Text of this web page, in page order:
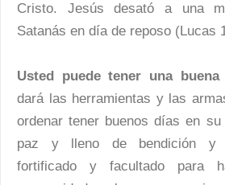
Cristo. Jesús desató a una
Satanás en día de reposo (Lucas
Usted puede tener una buena
dará las herramientas y las
ordenar tener buenos días en
paz y lleno de bendición y
fortificado y facultado para